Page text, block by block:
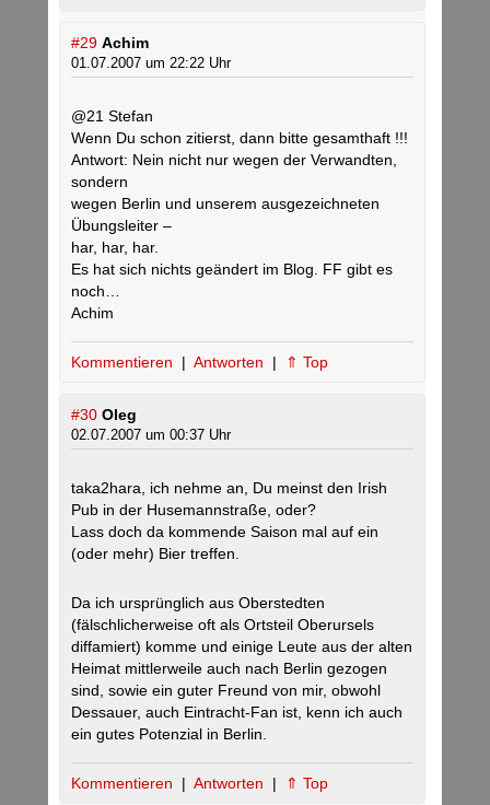
#29 Achim
01.07.2007 um 22:22 Uhr
@21 Stefan
Wenn Du schon zitierst, dann bitte gesamthaft !!!
Antwort: Nein nicht nur wegen der Verwandten,
sondern
wegen Berlin und unserem ausgezeichneten
Übungsleiter –
har, har, har.
Es hat sich nichts geändert im Blog. FF gibt es
noch…
Achim
Kommentieren | Antworten | ⇑ Top
#30 Oleg
02.07.2007 um 00:37 Uhr
taka2hara, ich nehme an, Du meinst den Irish
Pub in der Husemannstraße, oder?
Lass doch da kommende Saison mal auf ein
(oder mehr) Bier treffen.
Da ich ursprünglich aus Oberstedten
(fälschlicherweise oft als Ortsteil Oberursels
diffamiert) komme und einige Leute aus der alten
Heimat mittlerweile auch nach Berlin gezogen
sind, sowie ein guter Freund von mir, obwohl
Dessauer, auch Eintracht-Fan ist, kenn ich auch
ein gutes Potenzial in Berlin.
Kommentieren | Antworten | ⇑ Top